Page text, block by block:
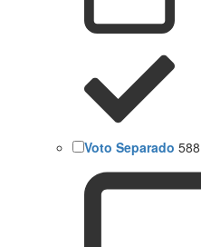
Voto Separado 588